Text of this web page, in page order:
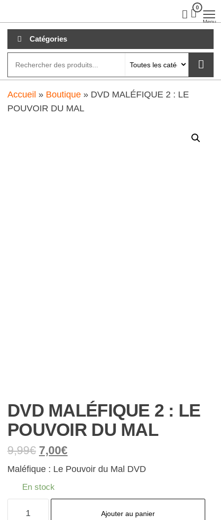
au
contenu
0
Menu
Catégories
Accueil » Boutique » DVD MALÉFIQUE 2 : LE
POUVOIR DU MAL
DVD MALÉFIQUE 2 : LE
POUVOIR DU MAL
9,99€ 7,00€
Maléfique : Le Pouvoir du Mal DVD
En stock
Ajouter au panier